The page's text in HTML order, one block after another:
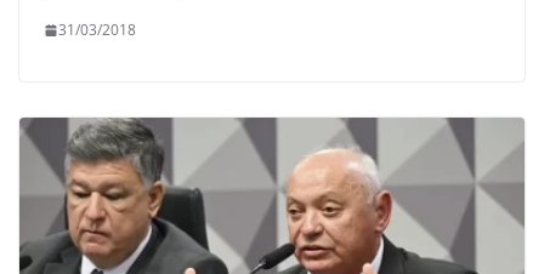
31/03/2018